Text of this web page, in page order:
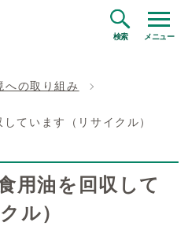
検索 メニュー
への取り組み
ています（リサイクル）
用油を回収して
ル）